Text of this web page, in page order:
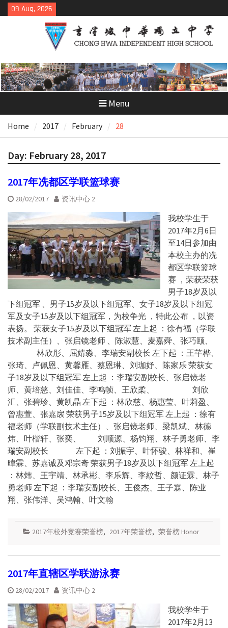
Skip
to
09 Aug, 2026
Menu
Home 2017 February 28
Day: February 28, 2017
2017年冼都区学联篮球赛
28/02/2017 资讯中心 2
我校学生于
2017年2月6日
至14日参加由
本校主办的冼
都区学联篮球
赛 ，荣获荣获
男子18岁及以
下组冠军 、男子15岁及以下组冠军、女子18岁及以下组冠
军及女子15岁及以下组冠军，为校争光 ，特此公布 ，以资
表扬。 荣获女子15岁及以下组冠军 左上起 ：徐有福（学联
技术副主任）、张启镜老师 、陈淑慧、麦嘉舜、张巧颐、
林欣彤、屈婧淼、李瑞安副校长 左下起 ：王芊桦、
张琦、卢佩恩、黄馨雁、蔡恩琳、刘珈妤、陈家乐 荣获女
子18岁及以下组冠军 左上起 ：李瑞安副校长、张启镜老
师、黄培慈、刘佳佳、李鸣帧、王欣柔、 刘欣
汇、张碧珍、黄凯晶 左下起 ：林欣慈、杨惠莹、叶莉盈、
曾惠萱、张嘉扆 荣获男子15岁及以下组冠军 左上起 ：徐有
福老师（学联副技术主任）、张启镜老师、梁凯斌、林德
炜、叶楷轩、张奕、 刘顺源、杨钧翔、林子勇老师、李
瑞安副校长 左下起 ：刘振宇、叶怀骏、林祥和、崔
暐霖、苏嘉诚及邓宗奇 荣获男子18岁及以下组冠军 左上起
：林炜、王宇靖、林承彬、李乐辉、李紋哲、颜证霖、林子
勇老师 左下起 ：李瑞安副校长、王俊杰、王子霖、陈业
翔、张伟洋、吴鸿翰、叶文翰
2017年校外竞赛荣誉榜, 2017年荣誉榜, 荣誉榜 Honor
2017年直辖区学联游泳赛
28/02/2017 资讯中心 2
我校学生于
2017年2月13